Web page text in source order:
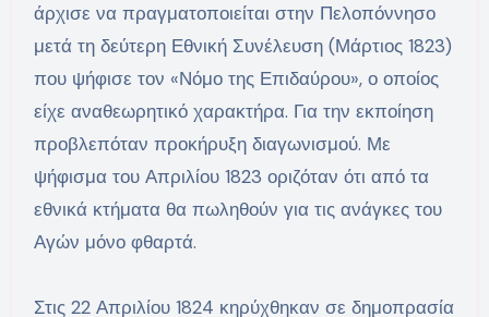
άρχισε να πραγματοποιείται στην Πελοπόννησο
μετά τη δεύτερη Εθνική Συνέλευση (Μάρτιος 1823)
που ψήφισε τον «Νόμο της Επιδαύρου», ο οποίος
είχε αναθεωρητικό χαρακτήρα. Για την εκποίηση
προβλεπόταν προκήρυξη διαγωνισμού. Με
ψήφισμα του Απριλίου 1823 οριζόταν ότι από τα
εθνικά κτήματα θα πωληθούν για τις ανάγκες του
Αγών μόνο φθαρτά.
Στις 22 Απριλίου 1824 κηρύχθηκαν σε δημοπρασία